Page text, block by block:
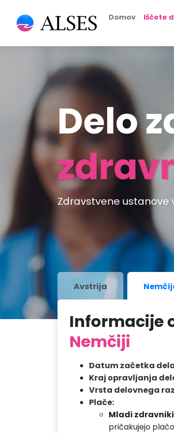
Domov Iščete
Delo
Zdravstvene ustanove
Avstrija
Informacije
Nemčiji
Datum začetka
Kraj opravljanja
Vrsta delovnega
Plače:
Mladi zdravniki
pričakujejo